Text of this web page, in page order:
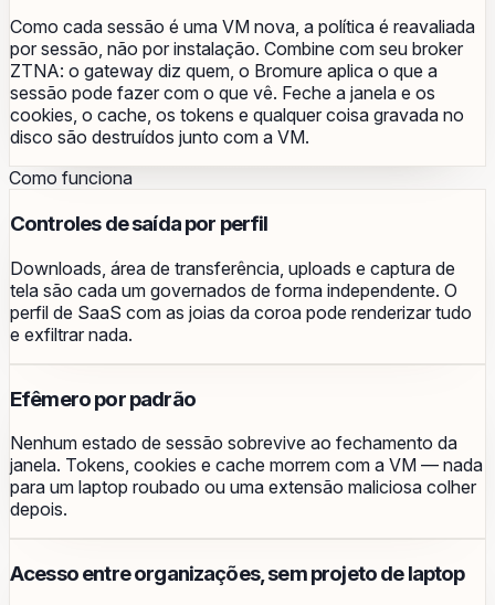
Como cada sessão é uma VM nova, a política é reavaliada
por sessão, não por instalação. Combine com seu broker
ZTNA: o gateway diz quem, o Bromure aplica o que a
sessão pode fazer com o que vê. Feche a janela e os
cookies, o cache, os tokens e qualquer coisa gravada no
disco são destruídos junto com a VM.
Como funciona
Controles de saída por perfil
Downloads, área de transferência, uploads e captura de
tela são cada um governados de forma independente. O
perfil de SaaS com as joias da coroa pode renderizar tudo
e exfiltrar nada.
Efêmero por padrão
Nenhum estado de sessão sobrevive ao fechamento da
janela. Tokens, cookies e cache morrem com a VM — nada
para um laptop roubado ou uma extensão maliciosa colher
depois.
Acesso entre organizações, sem projeto de laptop